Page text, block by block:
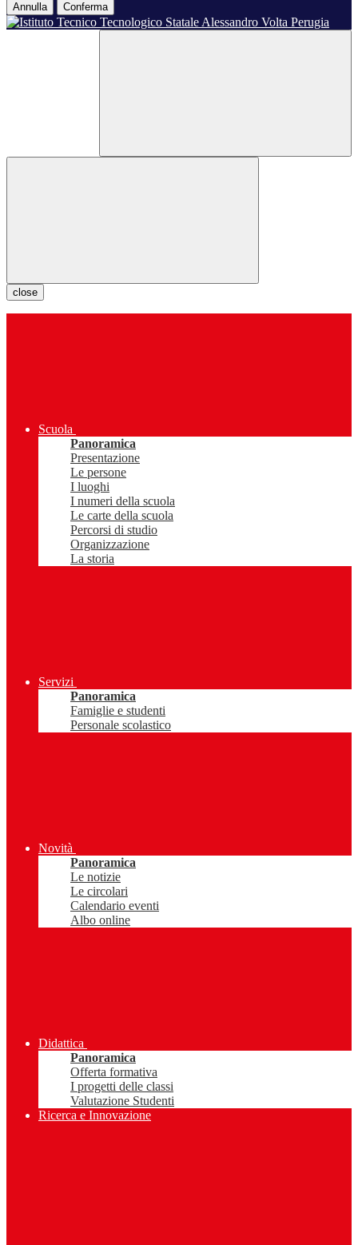
Annulla Conferma
close
Scuola
Panoramica
Presentazione
Le persone
I luoghi
I numeri della scuola
Le carte della scuola
Percorsi di studio
Organizzazione
La storia
Servizi
Panoramica
Famiglie e studenti
Personale scolastico
Novità
Panoramica
Le notizie
Le circolari
Calendario eventi
Albo online
Didattica
Panoramica
Offerta formativa
I progetti delle classi
Valutazione Studenti
Ricerca e Innovazione